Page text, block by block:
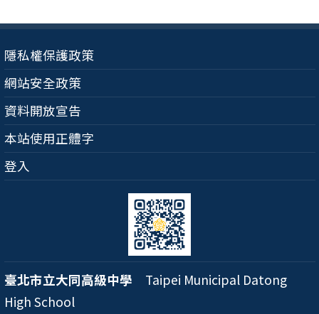
隱私權保護政策
網站安全政策
資料開放宣告
本站使用正體字
登入
臺北市立大同高級中學 Taipei Municipal Datong
High School